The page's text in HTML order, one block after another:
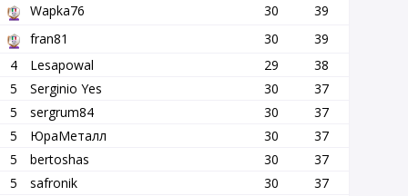
Wapka76
30
39
fran81
30
39
4
Lesapowal 29
38
5
Serginio Yes 30
37
5
sergrum84 30
37
5
ЮраМеталл 30
37
5
bertoshas 30
37
5
safronik 30
37